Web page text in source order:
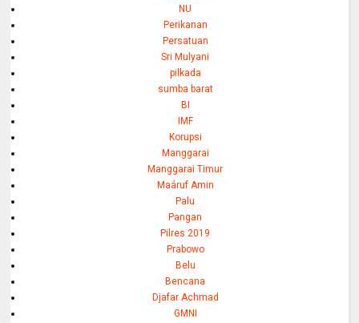
NU
Perikanan
Persatuan
Sri Mulyani
pilkada
sumba barat
BI
IMF
Korupsi
Manggarai
Manggarai Timur
Maáruf Amin
Palu
Pangan
Pilres 2019
Prabowo
Belu
Bencana
Djafar Achmad
GMNI